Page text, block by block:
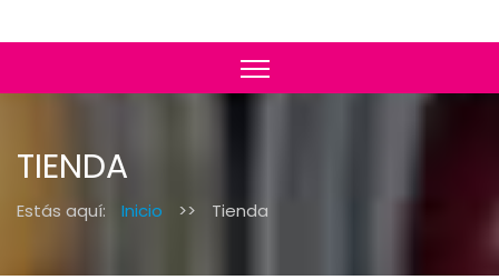
TIENDA
Estás aquí: Inicio >> Tienda